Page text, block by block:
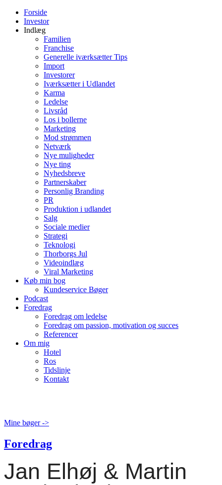
Forside
Investor
Indlæg
Familien
Franchise
Generelle iværksætter Tips
Import
Investorer
Iværksætter i Udlandet
Karma
Ledelse
Livsråd
Los i bollerne
Marketing
Mod strømmen
Netværk
Nye muligheder
Nye ting
Nyhedsbreve
Partnerskaber
Personlig Branding
PR
Produktion i udlandet
Salg
Sociale medier
Strategi
Teknologi
Thorborgs Jul
Videoindlæg
Viral Marketing
Køb min bog
Kundeservice Bøger
Podcast
Foredrag
Foredrag om ledelse
Foredrag om passion, motivation og succes
Referencer
Om mig
Hotel
Ros
Tidslinje
Kontakt
Mine bøger ->
Foredrag
Jan Elhøj & Martin